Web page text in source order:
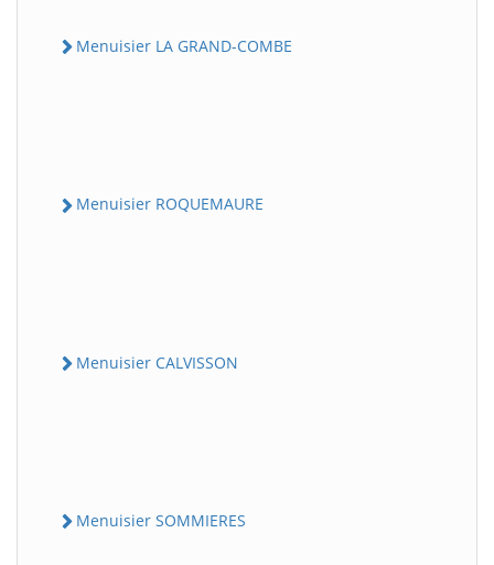
Menuisier LA GRAND-COMBE
Menuisier ROQUEMAURE
Menuisier CALVISSON
Menuisier SOMMIERES